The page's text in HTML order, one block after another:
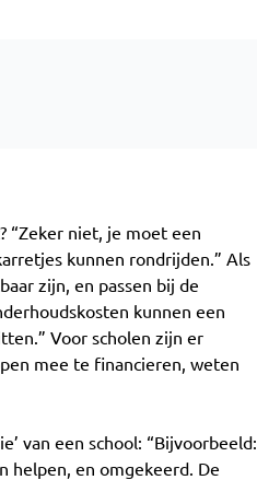
“Zeker niet, je moet een
kunnen rondrijden.” Als
zijn, en passen bij de
kunnen een
Voor scholen zijn er
mee te financieren, weten
van een school: “Bijvoorbeeld:
helpen, en omgekeerd. De